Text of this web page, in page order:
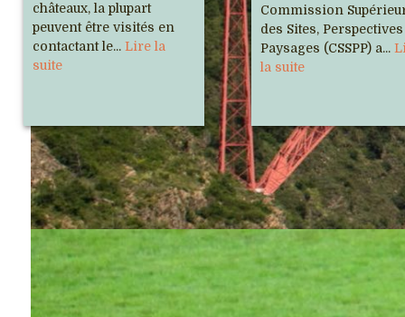
châteaux, la plupart
peuvent être visités en
contactant le...Lire la
suite
Commission
des Sites, Perspectives
Paysages (CSSPP) a...
la suite
Notre association Sites
Musée